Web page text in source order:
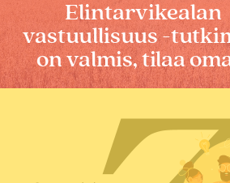
Elintarvikealan
vastuullisuus -
on valmis, tilaa